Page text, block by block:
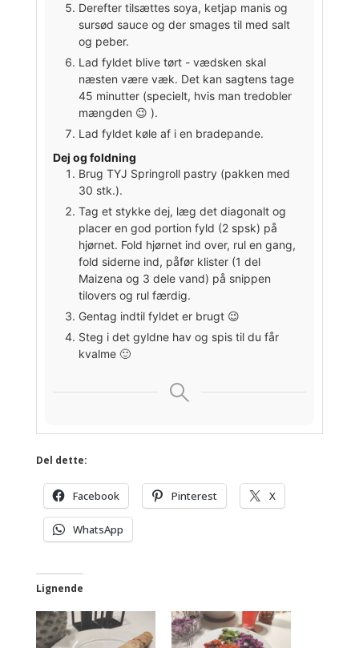
Derefter tilsættes soya, ketjap manis og
sursød sauce og der smages til med salt
og peber.
Lad fyldet blive tørt - vædsken skal
næsten være væk. Det kan sagtens tage
45 minutter (specielt, hvis man tredobler
mængden 😉 ).
Lad fyldet køle af i en bradepande.
Dej og foldning
Brug TYJ Springroll pastry (pakken med
30 stk.).
Tag et stykke dej, læg det diagonalt og
placer en god portion fyld (2 spsk) på
hjørnet. Fold hjørnet ind over, rul en gang,
fold siderne ind, påfør klister (1 del
Maizena og 3 dele vand) på snippen
tilovers og rul færdig.
Gentag indtil fyldet er brugt 😉
Steg i det gyldne hav og spis til du får
kvalme 🙂
Del dette:
Facebook Pinterest X
WhatsApp
Lignende